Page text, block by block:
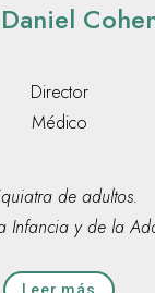
Director
Médico
de adultos.
Infancia y de la